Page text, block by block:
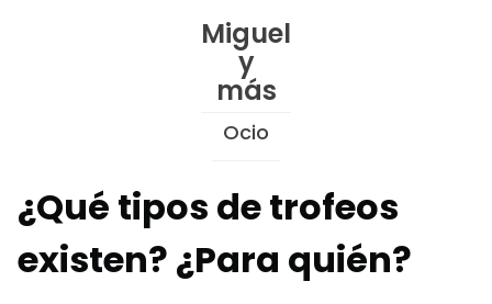
Skip
to
Content
Miguel
y
más
Ocio
¿Qué tipos de trofeos
existen? ¿Para quién?